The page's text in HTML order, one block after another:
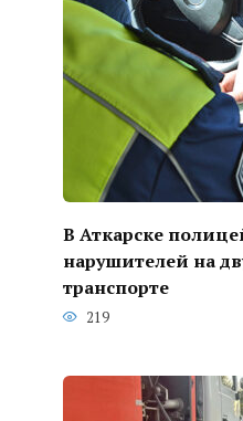
В Аткарске
нарушителей на
транспорте
219